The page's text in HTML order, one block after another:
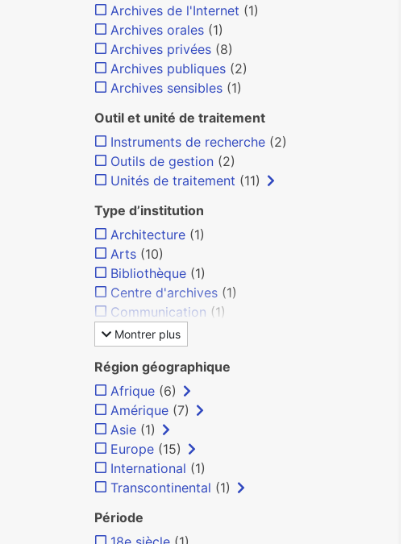
Archives de l'Internet (1)
Archives orales (1)
Archives privées (8)
Archives publiques (2)
Archives sensibles (1)
Outil et unité de traitement
Instruments de recherche (2)
Outils de gestion (2)
Unités de traitement (11)
Type d’institution
Architecture (1)
Arts (10)
Bibliothèque (1)
Centre d'archives (1)
Communication (1)
Montrer plus
Région géographique
Afrique (6)
Amérique (7)
Asie (1)
Europe (15)
International (1)
Transcontinental (1)
Période